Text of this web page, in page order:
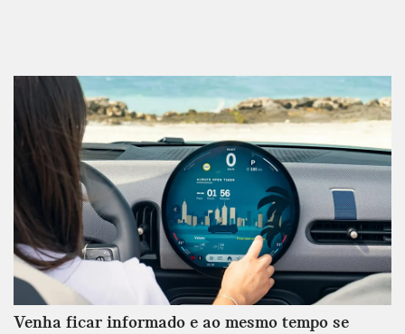
Venha ficar informado e ao mesmo tempo se